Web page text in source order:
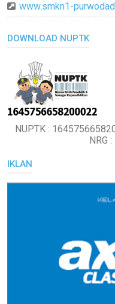
www.smkn1-
DOWNLOAD NUPTK
NUPTK :
NRG
IKLAN